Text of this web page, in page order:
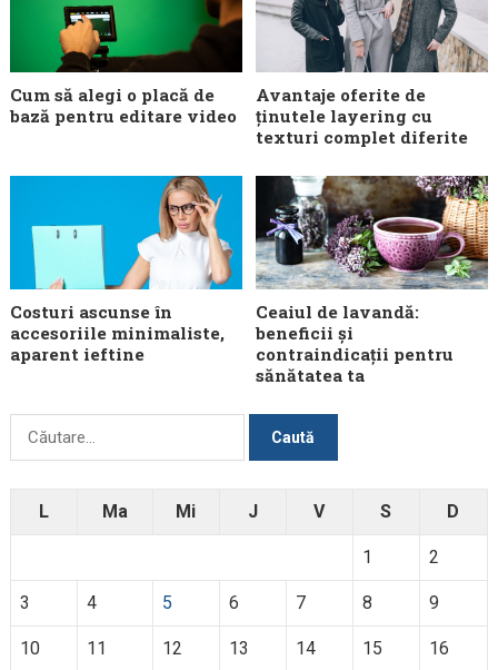
Cum să alegi o placă de
bază pentru editare video
Avantaje oferite de
ținutele layering cu
texturi complet diferite
Costuri ascunse în
accesoriile minimaliste,
aparent ieftine
Ceaiul de lavandă:
beneficii și
contraindicații pentru
sănătatea ta
L Ma Mi J V S D
1 2
3 4 5 6 7 8 9
10 11 12 13 14 15 16